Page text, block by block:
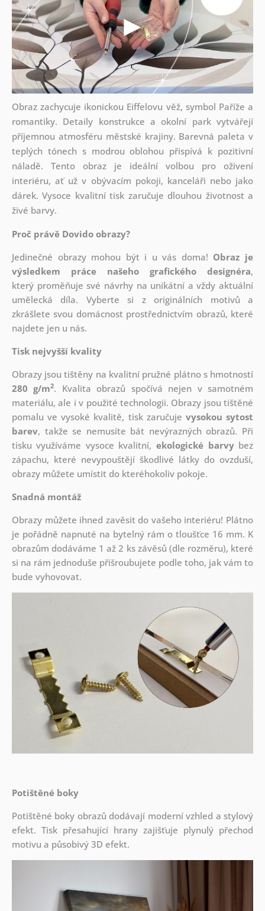
Obraz zachycuje ikonickou Eiffelovu věž, symbol Paříže a
romantiky. Detaily konstrukce a okolní park vytvářejí
příjemnou atmosféru městské krajiny. Barevná paleta v
teplých tónech s modrou oblohou přispívá k pozitivní
náladě. Tento obraz je ideální volbou pro oživení
interiéru, ať už v obývacím pokoji, kanceláři nebo jako
dárek. Vysoce kvalitní tisk zaručuje dlouhou životnost a
živé barvy.
Proč právě Dovido obrazy?
Jedinečné obrazy mohou být i u vás doma! Obraz je
výsledkem práce našeho grafického designéra,
který proměňuje své návrhy na unikátní a vždy aktuální
umělecká díla. Vyberte si z originálních motivů a
zkrášlete svou domácnost prostřednictvím obrazů, které
najdete jen u nás.
Tisk nejvyšší kvality
Obrazy jsou tištěny na kvalitní pružné plátno s hmotností
280 g/m2. Kvalita obrazů spočívá nejen v samotném
materiálu, ale i v použité technologii. Obrazy jsou tištěné
pomalu ve vysoké kvalitě, tisk zaručuje vysokou sytost
barev, takže se nemusíte bát nevýrazných obrazů. Při
tisku využíváme vysoce kvalitní,ekologické barvybez
zápachu, které nevypouštějí škodlivé látky do ovzduší,
obrazy můžete umístit do kteréhokoliv pokoje.
Snadná montáž
Obrazy můžete ihned zavěsit do vašeho interiéru! Plátno
je pořádně napnuté na bytelný rám o tloušťce 16 mm. K
obrazům dodáváme 1 až 2 ks závěsů (dle rozměru), které
si na rám jednoduše přišroubujete podle toho, jak vám to
bude vyhovovat.
Potištěné boky
Potištěné boky obrazů dodávají moderní vzhled a stylový
efekt. Tisk přesahující hrany zajišťuje plynulý přechod
motivu a působivý 3D efekt.